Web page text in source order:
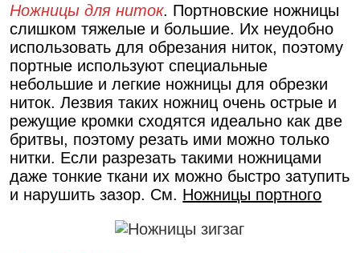
Ножницы для ниток. Портновские ножницы
слишком тяжелые и большие. Их неудобно
использовать для обрезания ниток, поэтому
портные используют специальные
небольшие и легкие ножницы для обрезки
ниток. Лезвия таких ножниц очень острые и
режущие кромки сходятся идеально как две
бритвы, поэтому резать ими можно только
нитки. Если разрезать такими ножницами
даже тонкие ткани их можно быстро затупить
и нарушить зазор. См. Ножницы портного